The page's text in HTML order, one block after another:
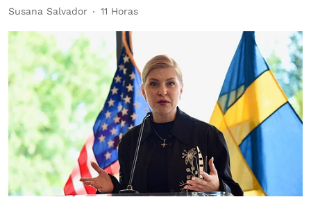
Susana Salvador 11 Horas